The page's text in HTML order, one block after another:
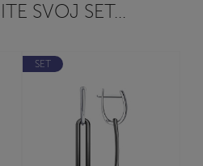
SVOJ SET...
SET